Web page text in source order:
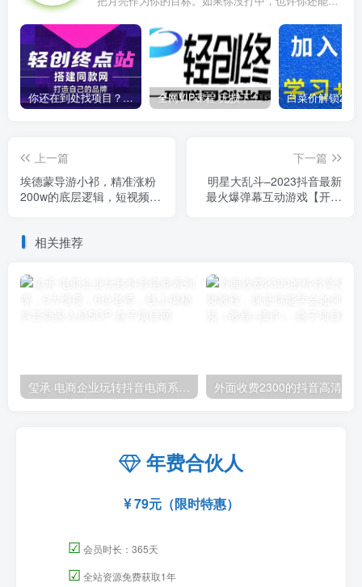
你还在到处找项目？还在当韭菜？我靠卖项目一个月收入5万+，曾经我也是个失败者。 全网VIP课程 无损下载~
上一篇
埃德蒙导游小祁，精准涨粉
200w的底层逻辑，短视频营
下一篇
明星大乱斗–2023抖音最新
最火爆弹幕互动游戏【开播
相关推荐
玺承·电商企业玩转抖音电商系列课，6大维度，6位老师，线上揭秘抖音商家入局SOP
年费合伙人
79元（限时特惠）
☑ 会员时长：365天
☑ 全站资源免费获取1年